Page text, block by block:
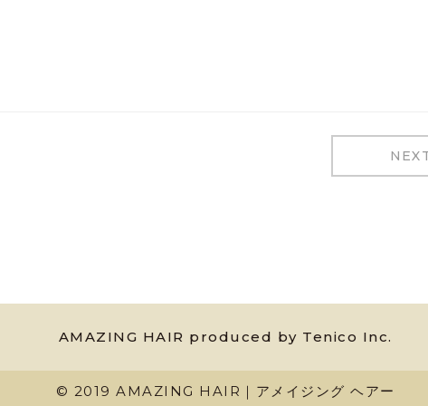
AMAZING HAIR produced by Tenico Inc.
© 2019 AMAZING HAIR｜アメイジング ヘアー